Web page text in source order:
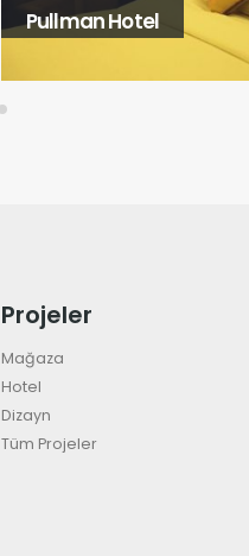
and Suites
Projeler
Mağaza
Hotel
Dizayn
Tüm Projeler